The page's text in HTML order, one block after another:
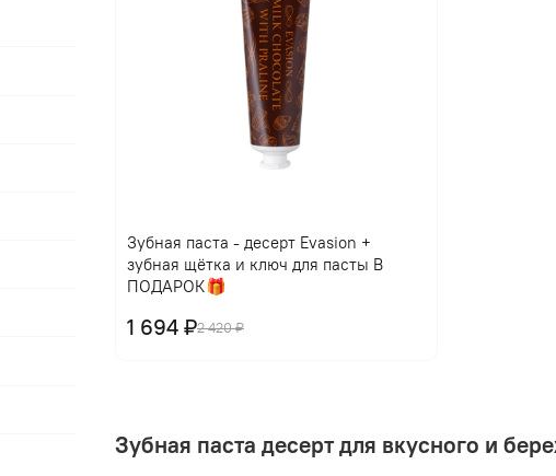
Зубная паста - десерт Evasion +
зубная щётка и ключ для пасты В
ПОДАРОК🎁
2 420 ₽
1 694 ₽
В корзину
Зубная паста десерт для вкусного и